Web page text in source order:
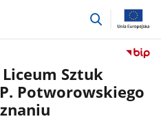
przejdź
Sztuk
Potworowskiego